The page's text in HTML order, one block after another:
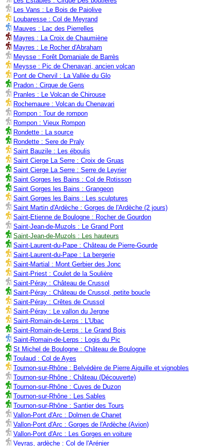
Les Vans : Le Bois de Paiolive
Loubaresse : Col de Meyrand
Mauves : Lac des Pierrelles
Mayres : La Croix de Chaumiène
Mayres : Le Rocher d'Abraham
Meysse : Forêt Domaniale de Barrès
Meysse : Pic de Chenavari, ancien volcan
Pont de Chervil : La Vallée du Glo
Pradon : Cirque de Gens
Pranles : Le Volcan de Chirouse
Rochemaure : Volcan du Chenavari
Rompon : Tour de rompon
Rompon : Vieux Rompon
Rondette : La source
Rondette : Sere de Praly
Saint Bauzile : Les éboulis
Saint Cierge La Serre : Croix de Gruas
Saint Cierge La Serre : Serre de Leyrier
Saint Gorges les Bains : Col de Rotisson
Saint Gorges les Bains : Grangeon
Saint Gorges les Bains : Les sculptures
Saint Martin d'Ardèche : Gorges de l'Ardèche (2 jours)
Saint-Etienne de Boulogne : Rocher de Gourdon
Saint-Jean-de-Muzols : Le Grand Pont
Saint-Jean-de-Muzols : Les hauteurs
Saint-Laurent-du-Pape : Château de Pierre-Gourde
Saint-Laurent-du-Pape : La bergerie
Saint-Martial : Mont Gerbier des Jonc
Saint-Priest : Coulet de la Soulière
Saint-Péray : Château de Crussol
Saint-Péray : Château de Crussol, petite boucle
Saint-Péray : Crêtes de Crussol
Saint-Péray : Le vallon du Jergne
Saint-Romain-de-Lerps : L'Ubac
Saint-Romain-de-Lerps : Le Grand Bois
Saint-Romain-de-Lerps : Logis du Pic
St Michel de Boulogne : Château de Boulogne
Toulaud : Col de Ayes
Tournon-sur-Rhône : Belvédère de Pierre Aiguille et vignobles
Tournon-sur-Rhône : Château (Découverte)
Tournon-sur-Rhône : Cuves de Duzon
Tournon-sur-Rhône : Les Sables
Tournon-sur-Rhône : Santier des Tours
Vallon-Pont d'Arc : Dolmen de Chanet
Vallon-Pont d'Arc : Gorges de l'Ardèche (Avion)
Vallon-Pont d'Arc : Les Gorges en voiture
Veyras, ardèche : Col de l'Arénier